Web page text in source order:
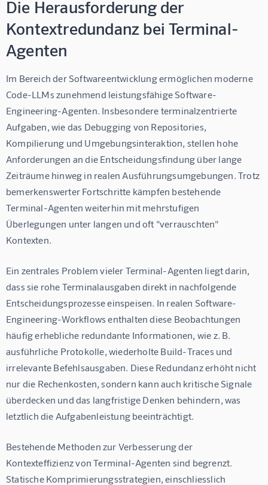
Die Herausforderung der
Kontextredundanz bei Terminal-
Agenten
Im Bereich der Softwareentwicklung ermöglichen moderne
Code-LLMs zunehmend leistungsfähige Software-
Engineering-Agenten. Insbesondere terminalzentrierte
Aufgaben, wie das Debugging von Repositories,
Kompilierung und Umgebungsinteraktion, stellen hohe
Anforderungen an die Entscheidungsfindung über lange
Zeiträume hinweg in realen Ausführungsumgebungen. Trotz
bemerkenswerter Fortschritte kämpfen bestehende
Terminal-Agenten weiterhin mit mehrstufigen
Überlegungen unter langen und oft "verrauschten"
Kontexten.
Ein zentrales Problem vieler Terminal-Agenten liegt darin,
dass sie rohe Terminalausgaben direkt in nachfolgende
Entscheidungsprozesse einspeisen. In realen Software-
Engineering-Workflows enthalten diese Beobachtungen
häufig erhebliche redundante Informationen, wie z. B.
ausführliche Protokolle, wiederholte Build-Traces und
irrelevante Befehlsausgaben. Diese Redundanz erhöht nicht
nur die Rechenkosten, sondern kann auch kritische Signale
überdecken und das langfristige Denken behindern, was
letztlich die Aufgabenleistung beeinträchtigt.
Bestehende Methoden zur Verbesserung der
Kontexteffizienz von Terminal-Agenten sind begrenzt.
Statische Komprimierungsstrategien, einschliesslich